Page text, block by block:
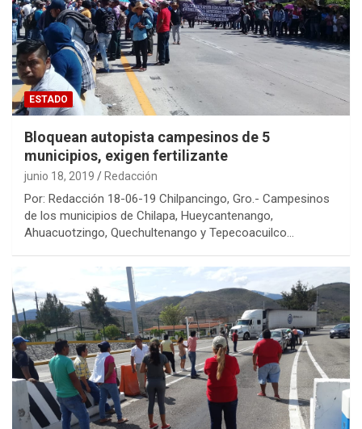
ESTADO
Bloquean autopista campesinos de 5
municipios, exigen fertilizante
junio 18, 2019 Redacción
Por: Redacción 18-06-19 Chilpancingo, Gro.- Campesinos
de los municipios de Chilapa, Hueycantenango,
Ahuacuotzingo, Quechultenango y Tepecoacuilco…